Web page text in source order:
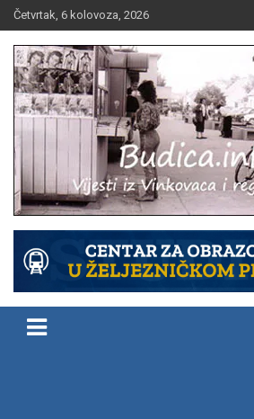
Skip
to
content
Četvrtak, 6 kolovoza, 2026
Budica.info